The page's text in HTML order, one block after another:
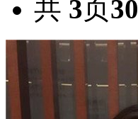
共 3页 30